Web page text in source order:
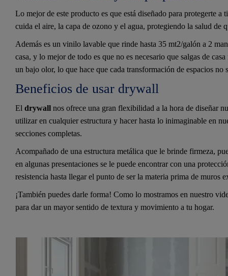
Lo mejor de este producto es que está diseñado para protegerte
cuida el aire, la capa de ozono y el agua, protegiendo la salud de
Además es un vinilo lavable que rinde hasta 35 mt2/galón a 2
casa, y lo mejor de todo es que no es necesario que salgas de
un bajo olor, lo que hace que cada transformación de espacios no
Beneficios de usar drywall
Eldrywall nos ofrece una gran flexibilidad a la hora de diseñar
utilizar en cualquier estructura y hacer hasta lo inimaginable en
secciones completas.
Acompañado de una estructura metálica que le brinde firmeza,
en algunas presentaciones se le puede encontrar con una
resistencia hasta llegar el punto de ser la materia prima de muros
¡También puedes darle forma! Como lo mostramos en nuestro
para dar un mayor sentido de textura y movimiento a tu hogar.